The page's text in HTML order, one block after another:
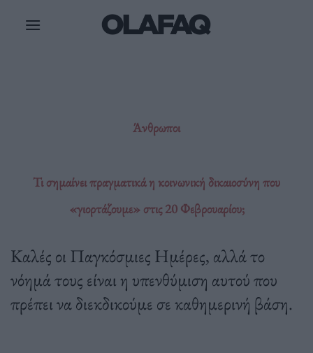
Άνθρωποι
Τι σημαίνει πραγματικά η κοινωνική δικαιοσύνη που
«γιορτάζουμε» στις 20 Φεβρουαρίου;
Καλές οι Παγκόσμιες Ημέρες, αλλά το
νόημά τους είναι η υπενθύμιση αυτού που
πρέπει να διεκδικούμε σε καθημερινή βάση.